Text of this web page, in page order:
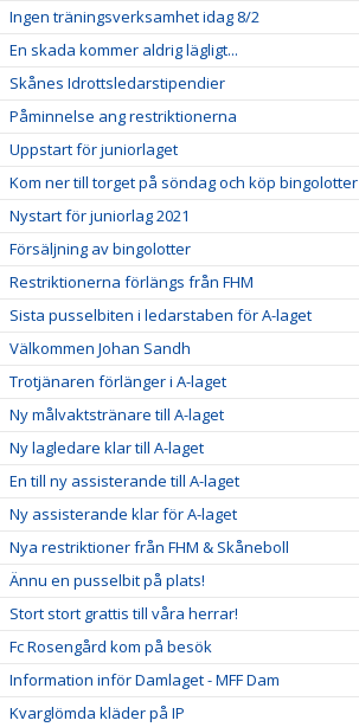
Ingen träningsverksamhet idag 8/2
En skada kommer aldrig lägligt...
Skånes Idrottsledarstipendier
Påminnelse ang restriktionerna
Uppstart för juniorlaget
Kom ner till torget på söndag och köp bingolotter
Nystart för juniorlag 2021
Försäljning av bingolotter
Restriktionerna förlängs från FHM
Sista pusselbiten i ledarstaben för A-laget
Välkommen Johan Sandh
Trotjänaren förlänger i A-laget
Ny målvaktstränare till A-laget
Ny lagledare klar till A-laget
En till ny assisterande till A-laget
Ny assisterande klar för A-laget
Nya restriktioner från FHM & Skåneboll
Ännu en pusselbit på plats!
Stort stort grattis till våra herrar!
Fc Rosengård kom på besök
Information inför Damlaget - MFF Dam
Kvarglömda kläder på IP